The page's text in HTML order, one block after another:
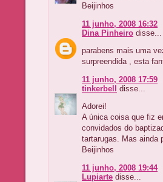
Beijinhos
11 junho, 2008 16:32
Dina Pinheiro disse...
parabens mais uma
surpreendida , esta
11 junho, 2008 17:59
tinkerbell disse...
Adorei!
A única coisa que fiz
convidados do
tartarugas. Mas ainda
Beijinhos
11 junho, 2008 19:44
Lupiarte disse...